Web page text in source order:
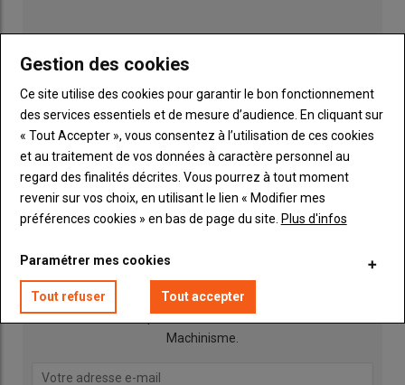
explique Joël Coureau.Au moment du battage, la récolte passe
toute seule dans la moissonneuse-batteuse. Comparativement à
supérieur et le poids de mille grains (PMG) est égal, voire plus
élevé. C’est ce qu’ont révélé plusieurs essais réalisés avec les
semenciers.» Fauché encore vert (autour de 40 % d’humidité),
le colza est conditionné et finit de sécher en andains. La culture
souffre demoins de pertes à la récolte, en l’absence des
secousses en amont de la coupe ou par conditions venteuses.
« On récolte des quintaux en plus », apprécie l’entrepreneur.
Moissonner les colzas plus rapidement
INSCRIPTION NEWSLETTER
Vous recevrez chaque semaine toutes les actualités 100%
Machinisme.
Gestion des cookies
Ce site utilise des cookies pour garantir le bon fonctionnement
des services essentiels et de mesure d’audience. En cliquant sur
« Tout Accepter », vous consentez à l’utilisation de ces cookies
et au traitement de vos données à caractère personnel au
regard des finalités décrites. Vous pourrez à tout moment
revenir sur vos choix, en utilisant le lien « Modifier mes
préférences cookies » en bas de page du site. Plus d'infos
Paramétrer mes cookies
Tout refuser Tout accepter